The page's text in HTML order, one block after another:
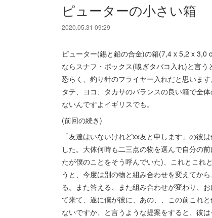
ピューターの小さい箱
2020.05.31 09:29
ピューター(錫と鉛の合金)の箱(7,4 x 5,2 x 3,0
ならスナフ・ボックス(嗅ぎタバコ入れ)と言う
恐らく、釣り針のフライヤー入れだと思いま
タテ、ヨコ、タカサのバランスの良い箱で全
ないんですよイギリスでも。
(前回の続き)
「友達はいないけれどxx友と申します」の彼
した。大体何時も二三点の物を選んで自分の
たが僕のことをそう呼んでいた)、これとこれ
うと、今度は別の物と組み合わせを変えてか
る。また答える、また組み合わせが変わり、
て来て、遂に僕が彼に、あの、、この前これ
ないですか、と言うような提案をすると、彼